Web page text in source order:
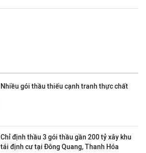
Nhiều gói thầu thiếu cạnh tranh thực chất
Chỉ định thầu 3 gói thầu gần 200 tỷ xây khu
tái định cư tại Đông Quang, Thanh Hóa